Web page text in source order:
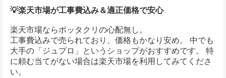
💡楽天市場が工事費込み＆適正価格で安心
楽天市場ならボッタクリの心配無し。
工事費込みで売られており、価格もかなり安め。 中でも
大手の「ジュプロ」というショップがおすすめです。 特
に頼む当てがない場合は楽天市場を利用してみてくださ
い。